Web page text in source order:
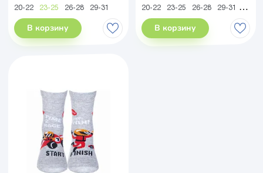
20-22 23-25 26-28 29-31
В корзину
20-22 23-25 26-28 29-31 32-34
В корзину